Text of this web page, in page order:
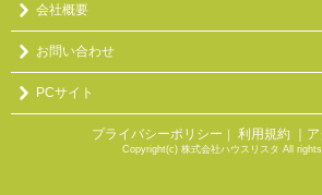
会社概要
お問い合わせ
PCサイト
プライバシーポリシー ｜ 利用規約 ｜
Copyright(c) 株式会社ハウスリスタ All rights